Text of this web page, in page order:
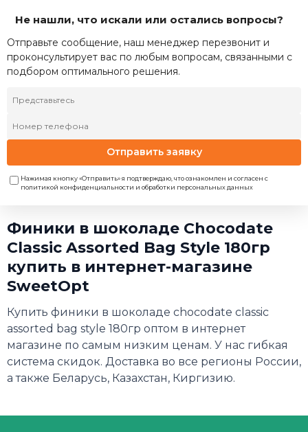
Не нашли, что искали или остались вопросы?
Отправьте сообщение, наш менеджер перезвонит и
проконсультирует вас по любым вопросам, связанными с
подбором оптимального решения.
Отправить заявку
Нажимая кнопку «Отправить» я подтверждаю, что ознакомлен и согласен с
политикой конфиденциальности и обработки персональных данных
Финики в шоколаде Chocodate
Classic Assorted Bag Style 180гр
купить в интернет-магазине
SweetOpt
Купить финики в шоколаде chocodate classic
assorted bag style 180гр оптом в интернет
магазине по самым низким ценам. У нас гибкая
система скидок. Доставка во все регионы России,
а также Беларусь, Казахстан, Киргизию.